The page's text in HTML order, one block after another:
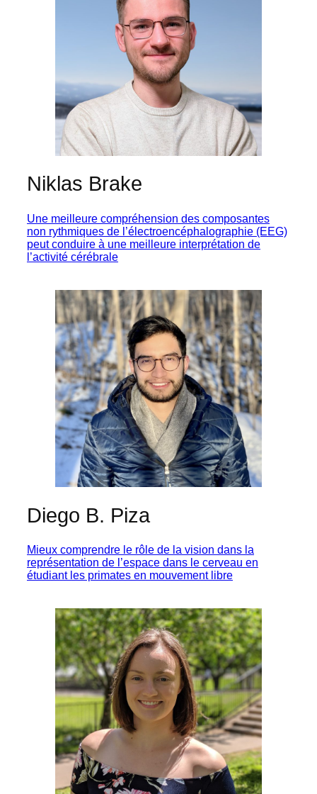
Niklas Brake
Une meilleure compréhension des composantes
non rythmiques de l’électroencéphalographie (EEG)
peut conduire à une meilleure interprétation de
l’activité cérébrale
Diego B. Piza
Mieux comprendre le rôle de la vision dans la
représentation de l’espace dans le cerveau en
étudiant les primates en mouvement libre